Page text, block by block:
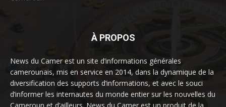
À PROPOS
News du Camer est un site d’informations générales
camerounais, mis en service en 2014, dans la dynamique de la
diversification des supports d’informations, et avec le souci
d’informer les internautes du monde entier sur les nouvelles du
Cameroun et d’ailleurs. News du Camer est un produit de la